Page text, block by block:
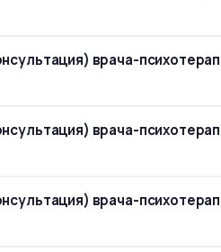
врача-
врача-
врача-